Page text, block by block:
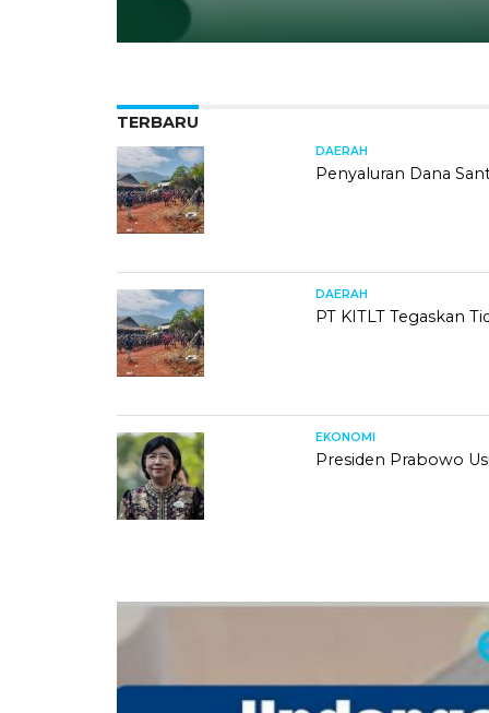
TERBARU
DAERAH
Penyaluran Dana
DAERAH
PT KITLT Tegaskan
EKONOMI
Presiden Prabowo